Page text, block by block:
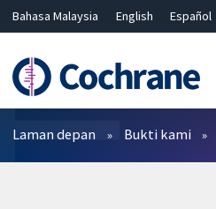
Bahasa Malaysia English
Español
Hrvatski
Deutsch ไทย
繁體中文
简体中文
Penapis
Laman depan Bukti kami